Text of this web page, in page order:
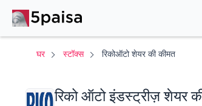
घर स्टॉक्स रिकोऑटो शेयर की कीमत
रिको ऑटो इंडस्ट्रीज़ शेयर